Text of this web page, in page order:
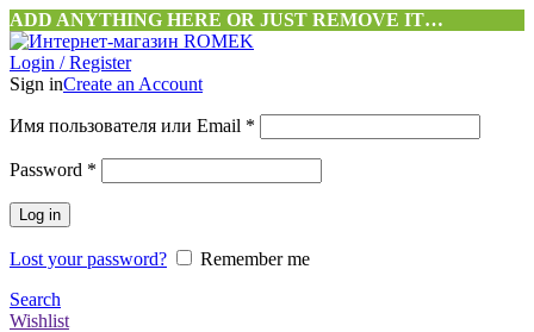
ADD ANYTHING HERE OR JUST REMOVE IT…
Login / Register
Sign inCreate an Account
Имя пользователя или Email *
Password *
Log in
Lost your password?
Remember me
Search
Wishlist